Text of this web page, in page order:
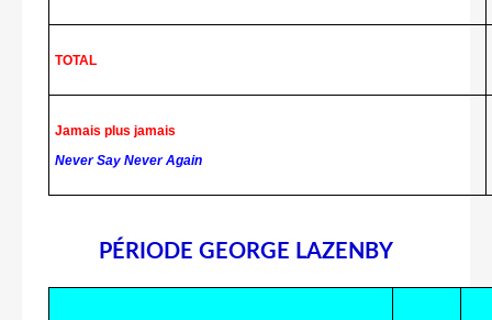
TOTAL
Jamais plus jamais
Never Say Never Again
PÉRIODE GEORGE LAZENBY